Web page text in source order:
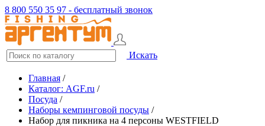
8 800 550 35 97 - бесплатный звонок
Искать
Главная /
Каталог: AGF.ru /
Посуда /
Наборы кемпинговой посуды /
Набор для пикника на 4 персоны WESTFIELD